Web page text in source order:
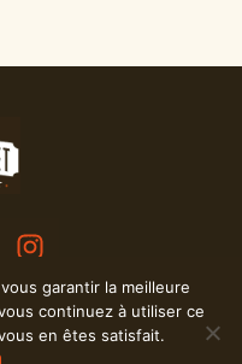
Mentions Légales–
par David Houdusse
garantir la meilleure
continuez à utiliser ce
en êtes satisfait.